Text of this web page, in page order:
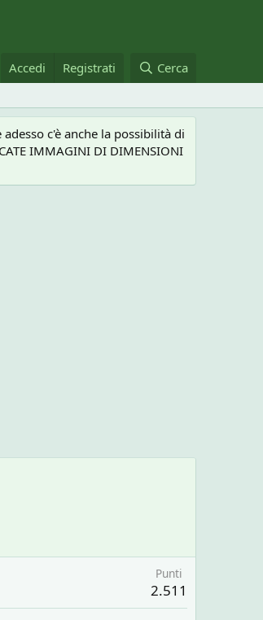
Accedi Registrati Cerca
c'è anche la possibilità di
IMMAGINI DI DIMENSIONI
Punti
2.511